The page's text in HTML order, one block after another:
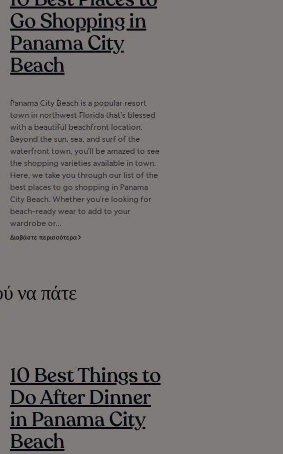
Go Shopping in
Panama City
Beach
Panama City Beach is a popular resort
town in northwest Florida that’s blessed
with a beautiful beachfront location.
Beyond the sun, sea, and surf of the
waterfront town, you’ll be amazed to see
the shopping varieties available in town.
Here, we take you through our list of the
best places to go shopping in Panama
City Beach. Whether you’re looking for
beach-ready wear to add to your
wardrobe or...
Διαβάστε περισσότερα
να πάτε
10 Best Things to
Do After Dinner
in Panama City
Beach